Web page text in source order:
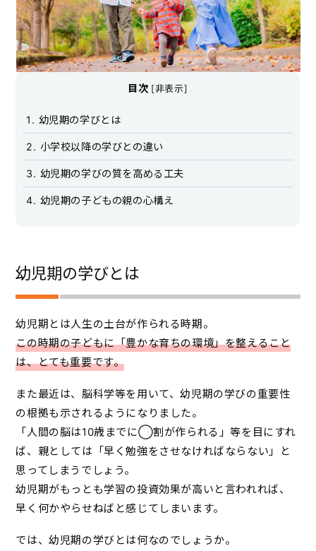
目次 [非表示]
1 幼児期の学びとは
2 小学校以降の学びとの違い
3 幼児期の学びの質を高める工夫
4 幼児期の子どもの親の心構え
幼児期の学びとは
幼児期とは人生の土台が作られる時期。
この時期の子どもに「豊かな育ちの環境」を整えること
は、とても重要です。
また最近は、脳科学等を用いて、幼児期の学びの重要性
の根拠も示されるようになりました。
「人間の脳は10歳までに◯割が作られる」等を目にすれ
ば、親としては「早く勉強をさせなければならない」と
思ってしまうでしょう。
幼児期がもっとも学習の投資効果が高いと言われれば、
早く何かやらせねばと感じてしまいます。
では、幼児期の学びとは何なのでしょうか。